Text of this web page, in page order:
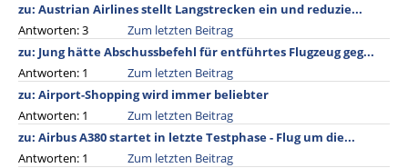
zu: Austrian Airlines stellt Langstrecken ein und reduzie...
Antworten: 3
Zum letzten Beitrag
zu: Jung hätte Abschussbefehl für entführtes Flugzeug geg...
Antworten: 1
Zum letzten Beitrag
zu: Airport-Shopping wird immer beliebter
Antworten: 1
Zum letzten Beitrag
zu: Airbus A380 startet in letzte Testphase - Flug um die...
Antworten: 1
Zum letzten Beitrag